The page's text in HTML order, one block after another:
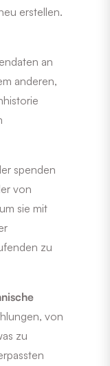
erstellen.
an
anderen,
spenden
von
sie mit
zu
von
zu